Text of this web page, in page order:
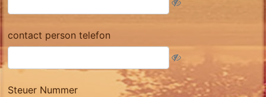
contact person telefon
Steuer Nummer